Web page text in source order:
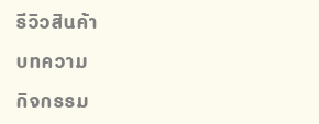
รีวิวสินค้า
บทความ
กิจกรรม